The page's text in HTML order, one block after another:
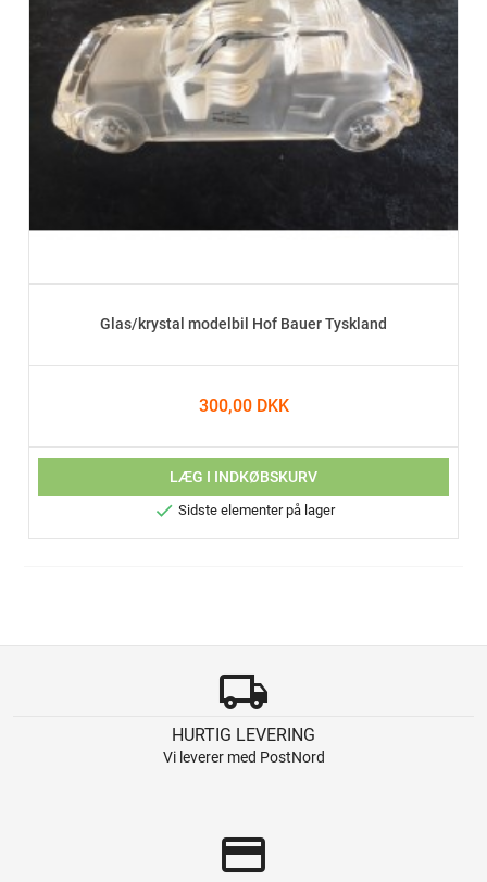
Glas/krystal modelbil Hof Bauer Tyskland
300,00 DKK
LÆG I INDKØBSKURV
 Sidste elementer på lager
local_shipping
HURTIG LEVERING
Vi leverer med PostNord
credit_card